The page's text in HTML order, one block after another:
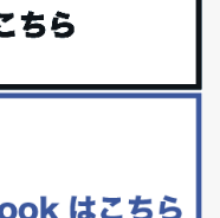
５つのこと。
づけばアラフィフ、これ
は海藻！